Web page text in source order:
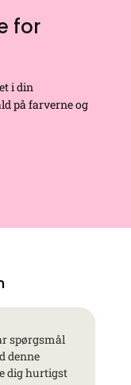
for
i din
på farverne og
spørgsmål
denne
dig hurtigst